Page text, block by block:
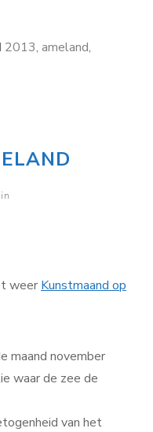
2013, ameland,
weer Kunstmaand op
maand november
waar de zee de
van het